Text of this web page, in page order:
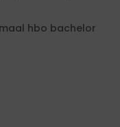
hbo bachelor